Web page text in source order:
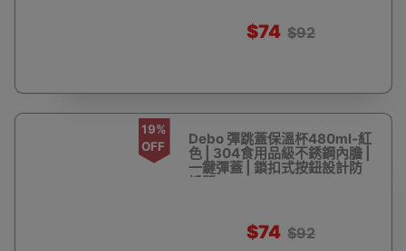
$74 $92
19%
OFF
Debo 彈跳蓋保溫杯480ml-紅
色 | 304食用品級不銹鋼內膽 |
一鍵彈蓋 | 鎖扣式按鈕設計防
誤開
$74 $92